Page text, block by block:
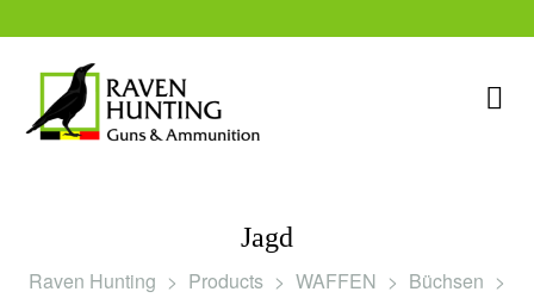
Jagd
Raven Hunting > Products > WAFFEN > Büchsen >